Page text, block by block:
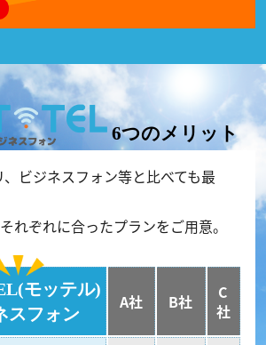
6つのメリット
ビジネスフォン等と比べても最
れぞれに合ったプランをご用意。
モッテル)
スフォン
A社 B社
C
社